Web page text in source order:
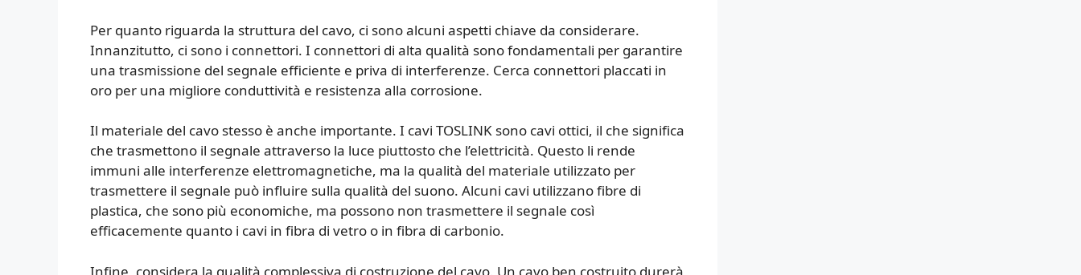
Per quanto riguarda la struttura del cavo, ci sono alcuni aspetti chiave da considerare.
Innanzitutto, ci sono i connettori. I connettori di alta qualità sono fondamentali per garantire
una trasmissione del segnale efficiente e priva di interferenze. Cerca connettori placcati in
oro per una migliore conduttività e resistenza alla corrosione.
Il materiale del cavo stesso è anche importante. I cavi TOSLINK sono cavi ottici, il che significa
che trasmettono il segnale attraverso la luce piuttosto che l’elettricità. Questo li rende
immuni alle interferenze elettromagnetiche, ma la qualità del materiale utilizzato per
trasmettere il segnale può influire sulla qualità del suono. Alcuni cavi utilizzano fibre di
plastica, che sono più economiche, ma possono non trasmettere il segnale così
efficacemente quanto i cavi in fibra di vetro o in fibra di carbonio.
Infine, considera la qualità complessiva di costruzione del cavo. Un cavo ben costruito durerà